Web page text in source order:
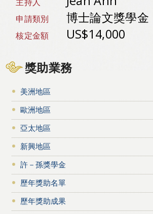
申請類別 博士論文獎學金
核定金額 US$14,000
獎助業務
美洲地區
歐洲地區
亞太地區
新興地區
許－孫獎學金
歷年獎助名單
歷年獎助成果